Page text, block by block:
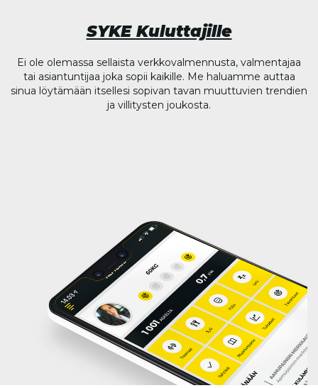
SYKE Kuluttajille
Ei ole olemassa sellaista verkkovalmennusta, valmentajaa
tai asiantuntijaa joka sopii kaikille. Me haluamme auttaa
sinua löytämään itsellesi sopivan tavan muuttuvien trendien
ja villitysten joukosta.